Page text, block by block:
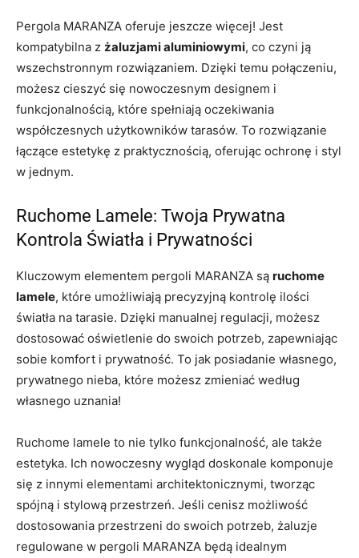
Pergola MARANZA oferuje jeszcze więcej! Jest
kompatybilna z żaluzjami aluminiowymi, co czyni ją
wszechstronnym rozwiązaniem. Dzięki temu połączeniu,
możesz cieszyć się nowoczesnym designem i
funkcjonalnością, które spełniają oczekiwania
współczesnych użytkowników tarasów. To rozwiązanie
łączące estetykę z praktycznością, oferując ochronę i styl
w jednym.
Ruchome Lamele: Twoja Prywatna
Kontrola Światła i Prywatności
Kluczowym elementem pergoli MARANZA są ruchome
lamele, które umożliwiają precyzyjną kontrolę ilości
światła na tarasie. Dzięki manualnej regulacji, możesz
dostosować oświetlenie do swoich potrzeb, zapewniając
sobie komfort i prywatność. To jak posiadanie własnego,
prywatnego nieba, które możesz zmieniać według
własnego uznania!
Ruchome lamele to nie tylko funkcjonalność, ale także
estetyka. Ich nowoczesny wygląd doskonale komponuje
się z innymi elementami architektonicznymi, tworząc
spójną i stylową przestrzeń. Jeśli cenisz możliwość
dostosowania przestrzeni do swoich potrzeb, żaluzje
regulowane w pergoli MARANZA będą idealnym